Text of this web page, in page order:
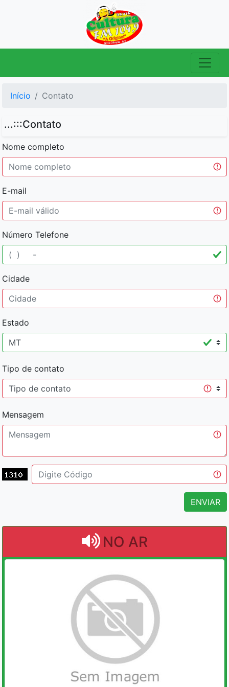
Início Contato
...:::Contato
Nome completo
E-mail
Número Telefone
Cidade
Estado
Tipo de contato
Mensagem
ENVIAR
NO AR